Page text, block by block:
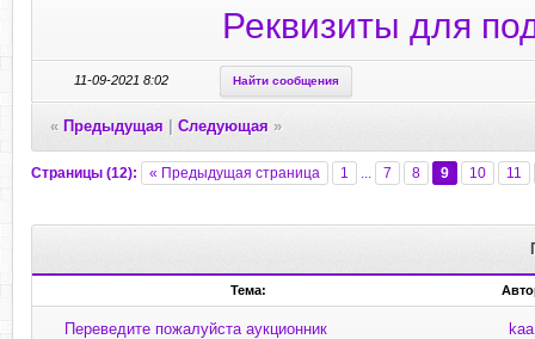
Реквизиты для
11-09-2021 8:02 Найти сообщения
« Предыдущая Следующая »
Страницы (12): « Предыдущая страница 1 ... 7 8 9 10 11
Тема:
Переведите пожалуйста аукционник kaa